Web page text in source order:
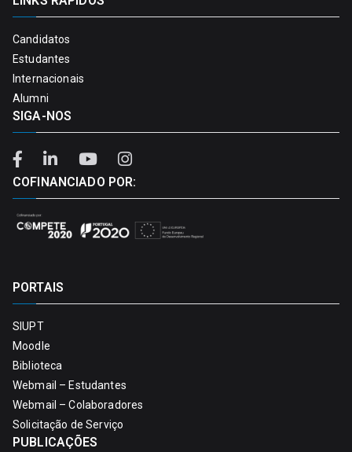
Candidatos
Estudantes
Internacionais
Alumni
SIGA-NOS
COFINANCIADO POR:
PORTAIS
SIUPT
Moodle
Biblioteca
Webmail – Estudantes
Webmail – Colaboradores
Solicitação de Serviço
PUBLICAÇÕES